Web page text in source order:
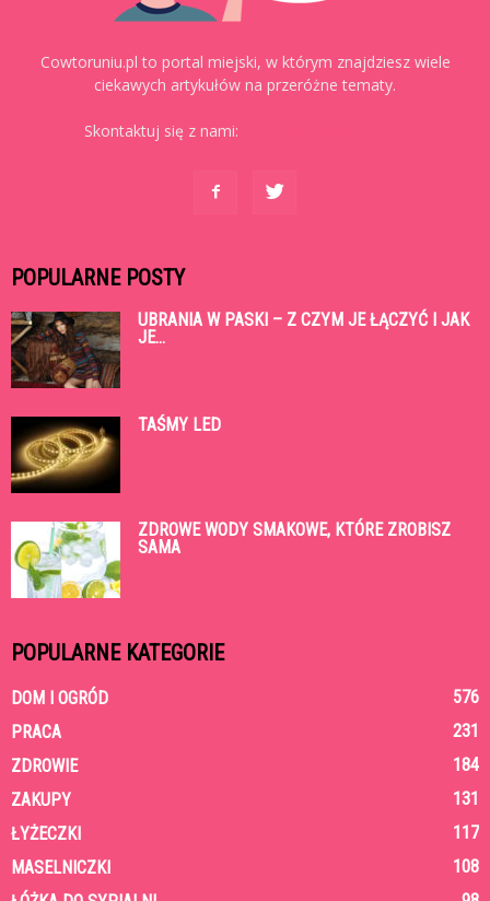
Cowtoruniu.pl to portal miejski, w którym znajdziesz wiele
ciekawych artykułów na przeróżne tematy.
Skontaktuj się z nami:
POPULARNE POSTY
UBRANIA W PASKI – Z CZYM JE ŁĄCZYĆ I JAK
JE...
TAŚMY LED
ZDROWE WODY SMAKOWE, KTÓRE ZROBISZ
SAMA
POPULARNE KATEGORIE
DOM I OGRÓD
576
PRACA
231
ZDROWIE
184
ZAKUPY
131
ŁYŻECZKI
117
MASELNICZKI
108